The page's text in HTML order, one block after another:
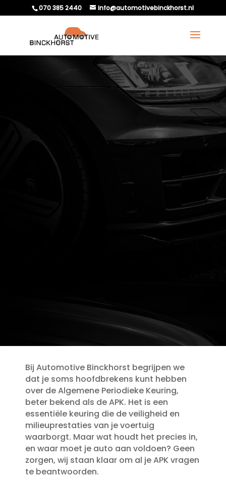
070 385 2440 info@automotivebinckhorst.nl
APK VRAGEN BIJ
Bij Automotive Binckhorst begrijpen we
dat je soms hoofdbrekens kunt hebben
over de Algemene Periodieke Keuring,
beter bekend als de APK.​ Het is een
essentiële keuring die de veiligheid en
milieuprestaties van je voertuig
waarborgt.​ Maar wat houdt het precies in,
en waar moet je auto aan voldoen? Geen
zorgen, wij staan klaar om al je APK vragen
te beantwoorden.​